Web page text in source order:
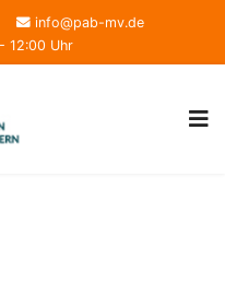
info@pab-mv.de
12:00 Uhr